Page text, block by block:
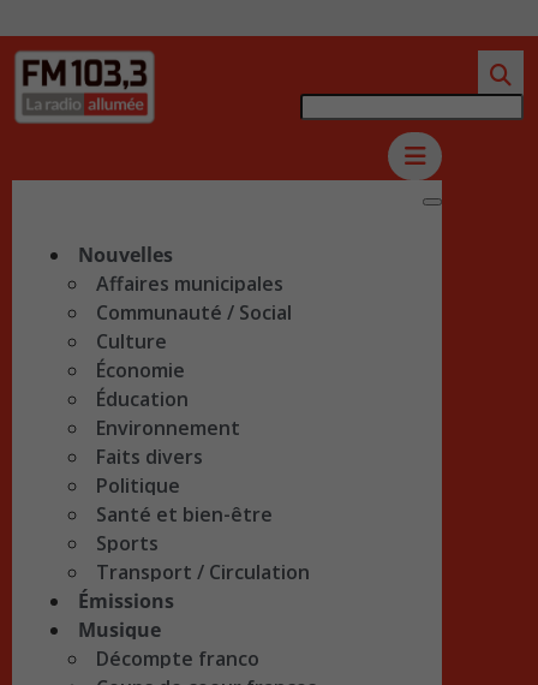
Nouvelles
Affaires municipales
Communauté / Social
Culture
Économie
Éducation
Environnement
Faits divers
Politique
Santé et bien-être
Sports
Transport / Circulation
Émissions
Musique
Décompte franco